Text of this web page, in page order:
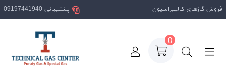
فروش گازهای کالیبراسیون پشتیبانی 09197441940
0